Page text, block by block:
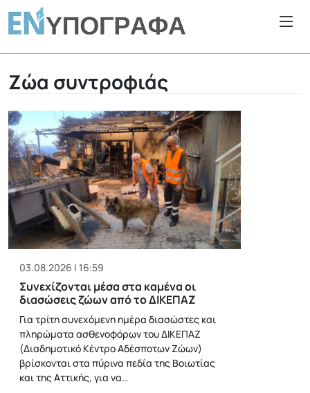
Ζώα συντροφιάς
03.08.2026 | 16:59
Συνεχίζονται μέσα στα καμένα οι
διασώσεις ζώων από το ΔΙΚΕΠΑΖ
Για τρίτη συνεχόμενη ημέρα διασώστες και
πληρώματα ασθενοφόρων του ΔΙΚΕΠΑΖ
(Διαδημοτικό Κέντρο Αδέσποτων Ζώων)
βρίσκονται στα πύρινα πεδία της Βοιωτίας
και της Αττικής, για να…